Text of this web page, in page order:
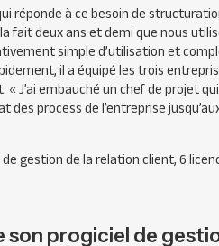
réponde à ce besoin de
fait deux ans et demi que nous
simple d’utilisation et
il a équipé les trois
J’ai embauché un chef de projet
process de l’entreprise
gestion de la relation client, 6
son progiciel de